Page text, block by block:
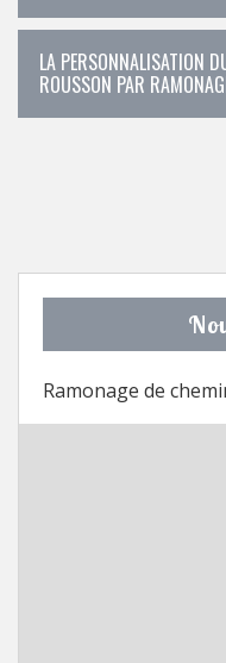
LA PERSONNALISATION
ROUSSON PAR
Ramonage de